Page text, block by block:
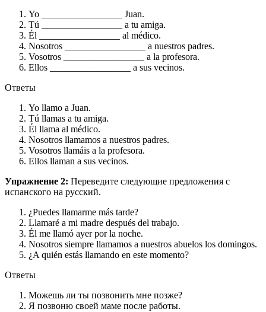
Yo _________________ Juan.
Tú _________________ a tu amiga.
Él _________________ al médico.
Nosotros _________________ a nuestros padres.
Vosotros _________________ a la profesora.
Ellos _________________ a sus vecinos.
Ответы
Yo llamo a Juan.
Tú llamas a tu amiga.
Él llama al médico.
Nosotros llamamos a nuestros padres.
Vosotros llamáis a la profesora.
Ellos llaman a sus vecinos.
Упражнение 2: Переведите следующие предложения с
испанского на русский.
¿Puedes llamarme más tarde?
Llamaré a mi madre después del trabajo.
Él me llamó ayer por la noche.
Nosotros siempre llamamos a nuestros abuelos los domingos.
¿A quién estás llamando en este momento?
Ответы
Можешь ли ты позвонить мне позже?
Я позвоню своей маме после работы.